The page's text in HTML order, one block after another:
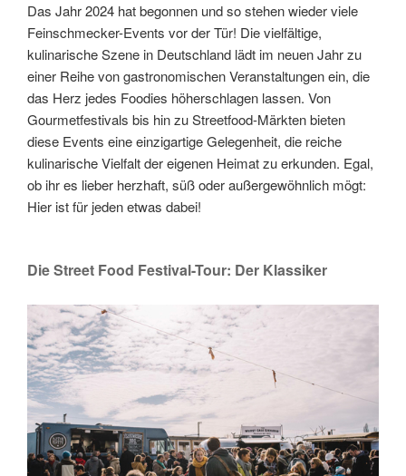
Das Jahr 2024 hat begonnen und so stehen wieder viele
Feinschmecker-Events vor der Tür! Die vielfältige,
kulinarische Szene in Deutschland lädt im neuen Jahr zu
einer Reihe von gastronomischen Veranstaltungen ein, die
das Herz jedes Foodies höherschlagen lassen. Von
Gourmetfestivals bis hin zu Streetfood-Märkten bieten
diese Events eine einzigartige Gelegenheit, die reiche
kulinarische Vielfalt der eigenen Heimat zu erkunden. Egal,
ob ihr es lieber herzhaft, süß oder außergewöhnlich mögt:
Hier ist für jeden etwas dabei!
Die Street Food Festival-Tour: Der Klassiker